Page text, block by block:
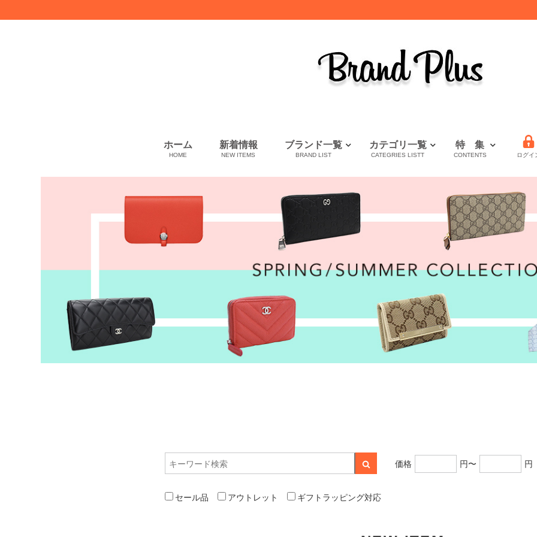
ホーム
HOME
新着情報
NEW ITEMS
ブランド一覧
BRAND LIST
LOUIS VUITTON
HERMES
CHANEL
全てのブランドを見る
カテゴリ一覧
CATEGRIES LISTT
スカーフ・マフラー
コート、上着
ペット用品
化粧品
ギフトラッピング
USED Hermès
USED other
USED CHANEL
その他
小物・筆記
ベビー用品
靴下・下着
アパレル
バッグ＆ポーチ
財布
靴
ベルト
アロマ＆フレグランス
帽子
腕時計
サングラス
ネクタイ
アクセサリ
Artwork
ウィメンズ
特 集
CONTENTS
財布特集
セール
秋・冬小物特集
ログイ
価格 円〜 円
セール品 アウトレット ギフトラッピング対応